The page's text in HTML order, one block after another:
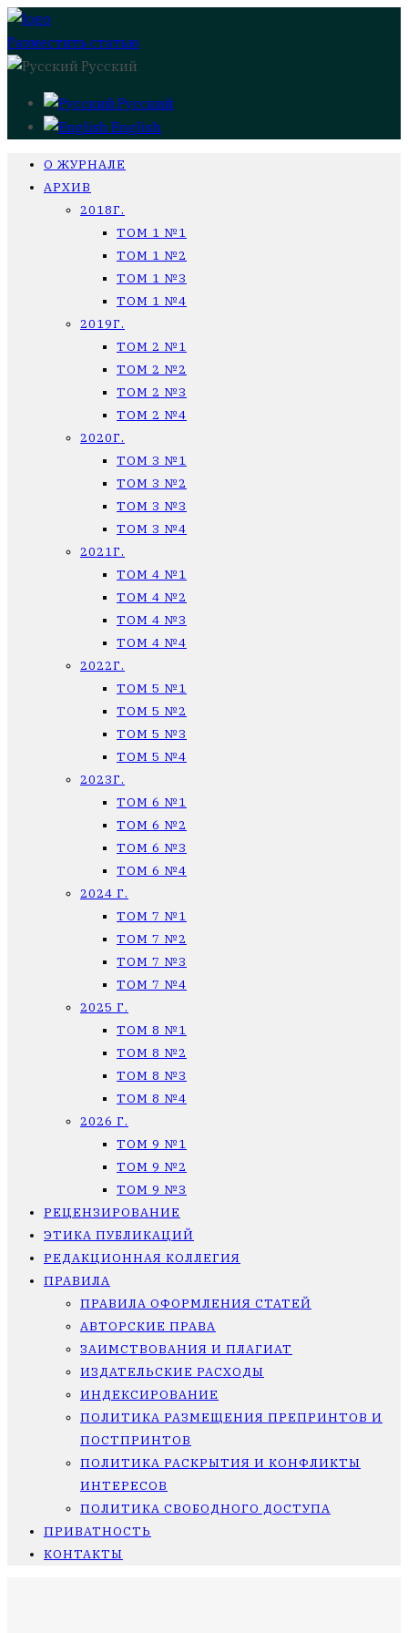
Разместить статью
Русский
Русский
English
О ЖУРНАЛЕ
АРХИВ
2018Г.
ТОМ 1 №1
ТОМ 1 №2
ТОМ 1 №3
ТОМ 1 №4
2019Г.
ТОМ 2 №1
ТОМ 2 №2
ТОМ 2 №3
ТОМ 2 №4
2020Г.
ТОМ 3 №1
ТОМ 3 №2
ТОМ 3 №3
ТОМ 3 №4
2021Г.
ТОМ 4 №1
ТОМ 4 №2
ТОМ 4 №3
ТОМ 4 №4
2022Г.
ТОМ 5 №1
ТОМ 5 №2
ТОМ 5 №3
ТОМ 5 №4
2023Г.
ТОМ 6 №1
ТОМ 6 №2
ТОМ 6 №3
ТОМ 6 №4
2024 Г.
ТОМ 7 №1
ТОМ 7 №2
ТОМ 7 №3
ТОМ 7 №4
2025 Г.
ТОМ 8 №1
ТОМ 8 №2
ТОМ 8 №3
ТОМ 8 №4
2026 Г.
ТОМ 9 №1
ТОМ 9 №2
ТОМ 9 №3
РЕЦЕНЗИРОВАНИЕ
ЭТИКА ПУБЛИКАЦИЙ
РЕДАКЦИОННАЯ КОЛЛЕГИЯ
ПРАВИЛА
ПРАВИЛА ОФОРМЛЕНИЯ СТАТЕЙ
АВТОРСКИЕ ПРАВА
ЗАИМСТВОВАНИЯ И ПЛАГИАТ
ИЗДАТЕЛЬСКИЕ РАСХОДЫ
ИНДЕКСИРОВАНИЕ
ПОЛИТИКА РАЗМЕЩЕНИЯ ПРЕПРИНТОВ И
ПОСТПРИНТОВ
ПОЛИТИКА РАСКРЫТИЯ И КОНФЛИКТЫ
ИНТЕРЕСОВ
ПОЛИТИКА СВОБОДНОГО ДОСТУПА
ПРИВАТНОСТЬ
КОНТАКТЫ